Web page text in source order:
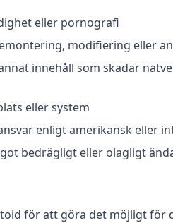
eller pornografi
modifiering eller
innehåll som skadar
eller system
enligt amerikansk eller
bedrägligt eller olagligt
för att göra det möjligt för